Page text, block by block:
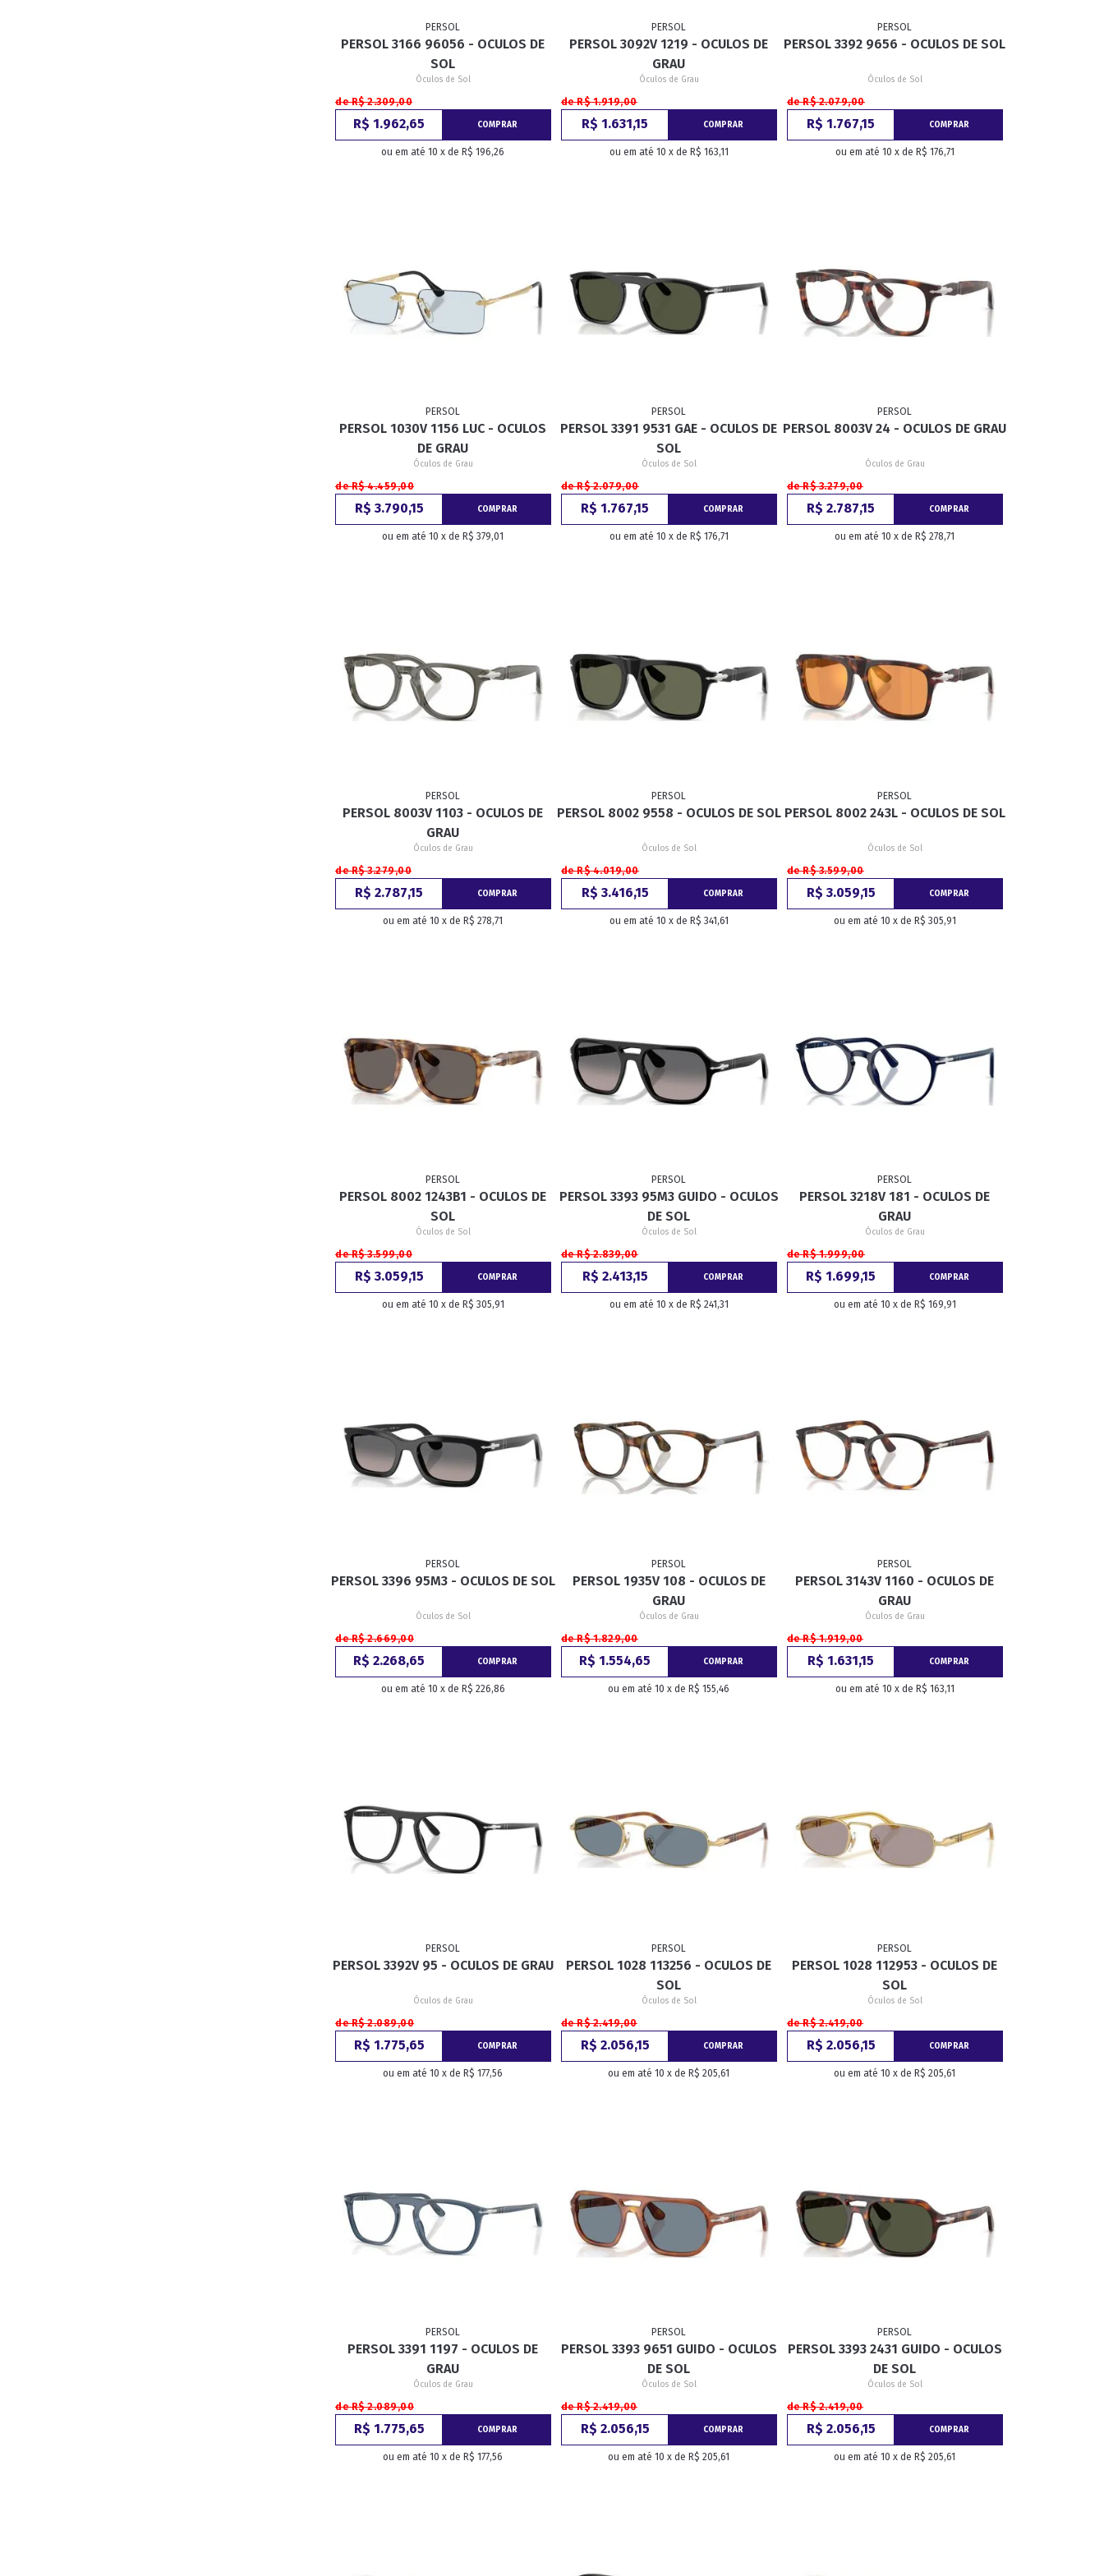
RETRÔ MÁSCARA BORBOLETA CAÇADOR GATINHO
PERSOL
PERSOL 3166 96056 - OCULOS DE
SOL
Óculos de Sol
de R$ 2.309,00
R$ 1.962,65 COMPRAR
ou em até 10 x de R$ 196,26
PERSOL
PERSOL 3092V 1219 - OCULOS DE
GRAU
Óculos de Grau
de R$ 1.919,00
R$ 1.631,15 COMPRAR
ou em até 10 x de R$ 163,11
PERSOL
PERSOL 3392 9656 - OCULOS DE SOL
Óculos de Sol
de R$ 2.079,00
R$ 1.767,15 COMPRAR
ou em até 10 x de R$ 176,71
PERSOL
PERSOL 1030V 1156 LUC - OCULOS
DE GRAU
Óculos de Grau
de R$ 4.459,00
R$ 3.790,15 COMPRAR
ou em até 10 x de R$ 379,01
PERSOL
PERSOL 3391 9531 GAE - OCULOS DE
SOL
Óculos de Sol
de R$ 2.079,00
R$ 1.767,15 COMPRAR
ou em até 10 x de R$ 176,71
PERSOL
PERSOL 8003V 24 - OCULOS DE GRAU
Óculos de Grau
de R$ 3.279,00
R$ 2.787,15 COMPRAR
ou em até 10 x de R$ 278,71
PERSOL
PERSOL 8003V 1103 - OCULOS DE
GRAU
Óculos de Grau
de R$ 3.279,00
R$ 2.787,15 COMPRAR
ou em até 10 x de R$ 278,71
PERSOL
PERSOL 8002 9558 - OCULOS DE SOL
Óculos de Sol
de R$ 4.019,00
R$ 3.416,15 COMPRAR
ou em até 10 x de R$ 341,61
PERSOL
PERSOL 8002 243L - OCULOS DE SOL
Óculos de Sol
de R$ 3.599,00
R$ 3.059,15 COMPRAR
ou em até 10 x de R$ 305,91
PERSOL
PERSOL 8002 1243B1 - OCULOS DE
SOL
Óculos de Sol
de R$ 3.599,00
R$ 3.059,15 COMPRAR
ou em até 10 x de R$ 305,91
PERSOL
PERSOL 3393 95M3 GUIDO - OCULOS
DE SOL
Óculos de Sol
de R$ 2.839,00
R$ 2.413,15 COMPRAR
ou em até 10 x de R$ 241,31
PERSOL
PERSOL 3218V 181 - OCULOS DE
GRAU
Óculos de Grau
de R$ 1.999,00
R$ 1.699,15 COMPRAR
ou em até 10 x de R$ 169,91
PERSOL
PERSOL 3396 95M3 - OCULOS DE SOL
Óculos de Sol
de R$ 2.669,00
R$ 2.268,65 COMPRAR
ou em até 10 x de R$ 226,86
PERSOL
PERSOL 1935V 108 - OCULOS DE
GRAU
Óculos de Grau
de R$ 1.829,00
R$ 1.554,65 COMPRAR
ou em até 10 x de R$ 155,46
PERSOL
PERSOL 3143V 1160 - OCULOS DE
GRAU
Óculos de Grau
de R$ 1.919,00
R$ 1.631,15 COMPRAR
ou em até 10 x de R$ 163,11
PERSOL
PERSOL 3392V 95 - OCULOS DE GRAU
Óculos de Grau
de R$ 2.089,00
R$ 1.775,65 COMPRAR
ou em até 10 x de R$ 177,56
PERSOL
PERSOL 1028 113256 - OCULOS DE
SOL
Óculos de Sol
de R$ 2.419,00
R$ 2.056,15 COMPRAR
ou em até 10 x de R$ 205,61
PERSOL
PERSOL 1028 112953 - OCULOS DE
SOL
Óculos de Sol
de R$ 2.419,00
R$ 2.056,15 COMPRAR
ou em até 10 x de R$ 205,61
PERSOL
PERSOL 3391 1197 - OCULOS DE
GRAU
Óculos de Grau
de R$ 2.089,00
R$ 1.775,65 COMPRAR
ou em até 10 x de R$ 177,56
PERSOL
PERSOL 3393 9651 GUIDO - OCULOS
DE SOL
Óculos de Sol
de R$ 2.419,00
R$ 2.056,15 COMPRAR
ou em até 10 x de R$ 205,61
PERSOL
PERSOL 3393 2431 GUIDO - OCULOS
DE SOL
Óculos de Sol
de R$ 2.419,00
R$ 2.056,15 COMPRAR
ou em até 10 x de R$ 205,61